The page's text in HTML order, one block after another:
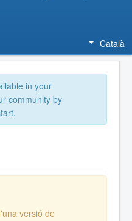
Català
in your
community by
versió de